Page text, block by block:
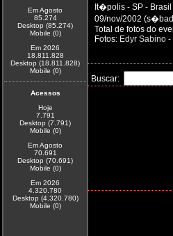
Em Agosto
85.274
Desktop (85.274)
Mobile (0)
Em 2026
18.811.828
Desktop (18.811.828)
Mobile (0)
Acessos
Hoje
7.791
Desktop (7.791)
Mobile (0)
Em Agosto
70.691
Desktop (70.691)
Mobile (0)
Em 2026
4.320.780
Desktop (4.320.780)
Mobile (0)
It�polis - SP - Brasil
09/nov/2002
Total de fotos do
Fotos: Edyr Sabino
Buscar: